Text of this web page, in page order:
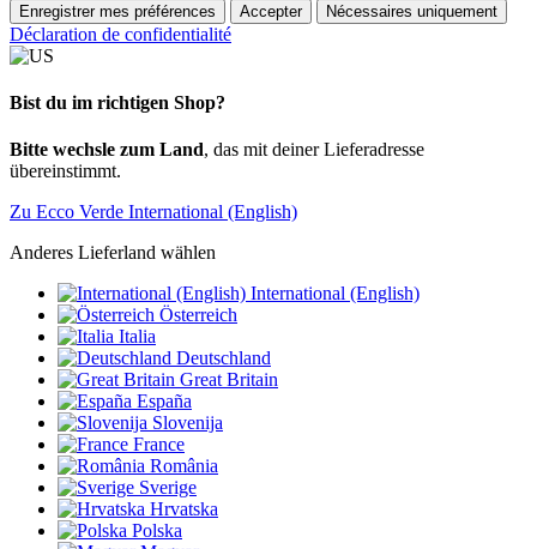
Enregistrer mes préférences Accepter Nécessaires uniquement
Déclaration de confidentialité
Bist du im richtigen Shop?
Bitte wechsle zum Land, das mit deiner Lieferadresse
übereinstimmt.
Zu Ecco Verde International (English)
Anderes Lieferland wählen
International (English)
Österreich
Italia
Deutschland
Great Britain
España
Slovenija
France
România
Sverige
Hrvatska
Polska